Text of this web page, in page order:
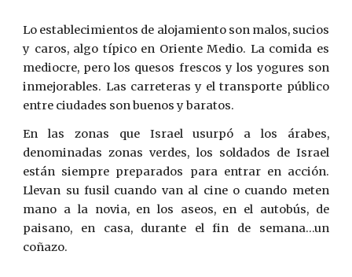
Lo establecimientos de alojamiento son malos, sucios
y caros, algo típico en Oriente Medio. La comida es
mediocre, pero los quesos frescos y los yogures son
inmejorables. Las carreteras y el transporte público
entre ciudades son buenos y baratos.
En las zonas que Israel usurpó a los árabes,
denominadas zonas verdes, los soldados de Israel
están siempre preparados para entrar en acción.
Llevan su fusil cuando van al cine o cuando meten
mano a la novia, en los aseos, en el autobús, de
paisano, en casa, durante el fin de semana…un
coñazo.